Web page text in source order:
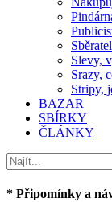
Slevy,
Srazy,
Stripy,
BAZAR
SBÍRKY
ČLÁNKY
* Připomínky a